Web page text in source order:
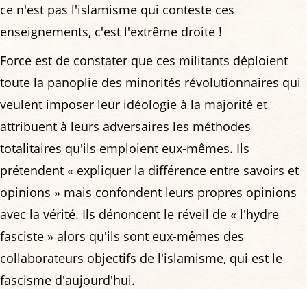
ce n'est pas l'islamisme qui conteste ces
enseignements, c'est l'extrême droite !
Force est de constater que ces militants déploient
toute la panoplie des minorités révolutionnaires qui
veulent imposer leur idéologie à la majorité et
attribuent à leurs adversaires les méthodes
totalitaires qu'ils emploient eux-mêmes. Ils
prétendent « expliquer la différence entre savoirs et
opinions » mais confondent leurs propres opinions
avec la vérité. Ils dénoncent le réveil de « l'hydre
fasciste » alors qu'ils sont eux-mêmes des
collaborateurs objectifs de l'islamisme, qui est le
fascisme d'aujourd'hui.